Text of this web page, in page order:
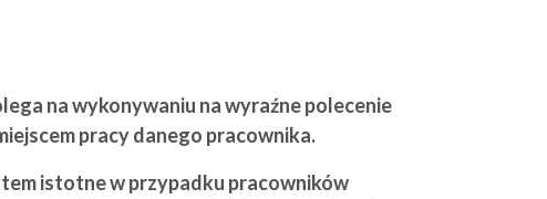
na wykonywaniu na wyraźne polecenie
pracy danego pracownika.
istotne w przypadku pracowników